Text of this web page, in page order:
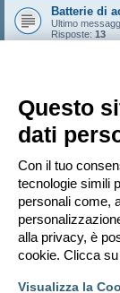
Batterie di
Ultimo
Risposte: 13
Nuovo argomento
PERMESSI FORUM
Non puoiaprire nuovi
Non puoirispondere
Non puoi
modificare i tuoi
Non puoicancellare i tuoi
Questo
dati
Con il tuo
tecnologie simili
personali come,
alla privacy, è
cookie. Clicca
Visualizza la